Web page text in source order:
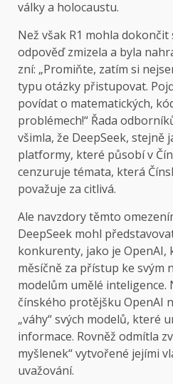
války a holocaustu.
Než však R1 mohla dokončit
odpověď zmizela a byla
zní: „Promiňte, zatím si
typu otázky přistupovat.
povídat o matematických,
problémech!“ Řada
všimla, že DeepSeek, stejně
platformy, které působí v
cenzuruje témata, která
považuje za citlivá.
Ale navzdory těmto
DeepSeek mohl
konkurenty, jako je OpenAI,
měsíčně za přístup ke svým
modelům umělé inteligence.
čínského protějšku OpenAI
„váhy“ svých modelů, které
informace. Rovněž odmítla
myšlenek“ vytvořené jejími
uvažování.